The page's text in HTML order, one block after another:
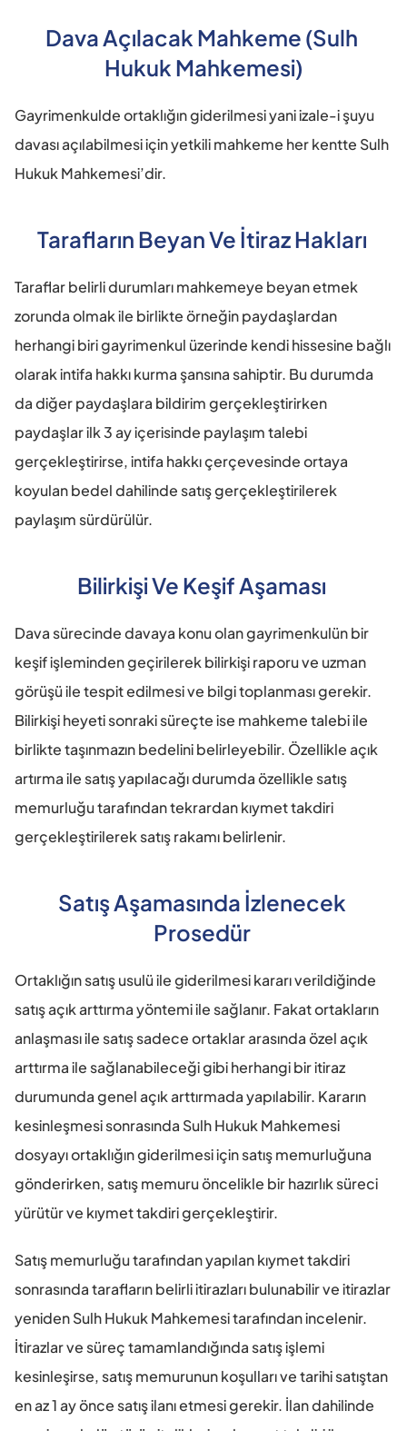
Dava Açılacak Mahkeme (Sulh
Hukuk Mahkemesi)
Gayrimenkulde ortaklığın giderilmesi yani izale-i şuyu
davası açılabilmesi için yetkili mahkeme her kentte Sulh
Hukuk Mahkemesi’dir.
Tarafların Beyan Ve İtiraz Hakları
Taraflar belirli durumları mahkemeye beyan etmek
zorunda olmak ile birlikte örneğin paydaşlardan
herhangi biri gayrimenkul üzerinde kendi hissesine bağlı
olarak intifa hakkı kurma şansına sahiptir. Bu durumda
da diğer paydaşlara bildirim gerçekleştirirken
paydaşlar ilk 3 ay içerisinde paylaşım talebi
gerçekleştirirse, intifa hakkı çerçevesinde ortaya
koyulan bedel dahilinde satış gerçekleştirilerek
paylaşım sürdürülür.
Bilirkişi Ve Keşif Aşaması
Dava sürecinde davaya konu olan gayrimenkulün bir
keşif işleminden geçirilerek bilirkişi raporu ve uzman
görüşü ile tespit edilmesi ve bilgi toplanması gerekir.
Bilirkişi heyeti sonraki süreçte ise mahkeme talebi ile
birlikte taşınmazın bedelini belirleyebilir. Özellikle açık
artırma ile satış yapılacağı durumda özellikle satış
memurluğu tarafından tekrardan kıymet takdiri
gerçekleştirilerek satış rakamı belirlenir.
Satış Aşamasında İzlenecek
Prosedür
Ortaklığın satış usulü ile giderilmesi kararı verildiğinde
satış açık arttırma yöntemi ile sağlanır. Fakat ortakların
anlaşması ile satış sadece ortaklar arasında özel açık
arttırma ile sağlanabileceği gibi herhangi bir itiraz
durumunda genel açık arttırmada yapılabilir. Kararın
kesinleşmesi sonrasında Sulh Hukuk Mahkemesi
dosyayı ortaklığın giderilmesi için satış memurluğuna
gönderirken, satış memuru öncelikle bir hazırlık süreci
yürütür ve kıymet takdiri gerçekleştirir.
Satış memurluğu tarafından yapılan kıymet takdiri
sonrasında tarafların belirli itirazları bulunabilir ve itirazlar
yeniden Sulh Hukuk Mahkemesi tarafından incelenir.
İtirazlar ve süreç tamamlandığında satış işlemi
kesinleşirse, satış memurunun koşulları ve tarihi satıştan
en az 1 ay önce satış ilanı etmesi gerekir. İlan dahilinde